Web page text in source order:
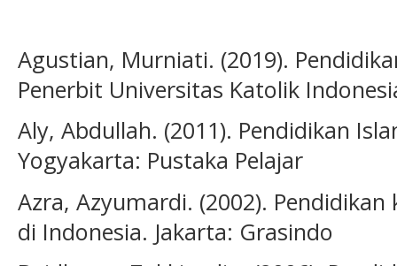
Agustian, Murniati. (2019).
Penerbit Universitas Katolik
Aly, Abdullah. (2011). Pendidikan
Yogyakarta: Pustaka Pelajar
Azra, Azyumardi. (2002).
di Indonesia. Jakarta: Grasindo